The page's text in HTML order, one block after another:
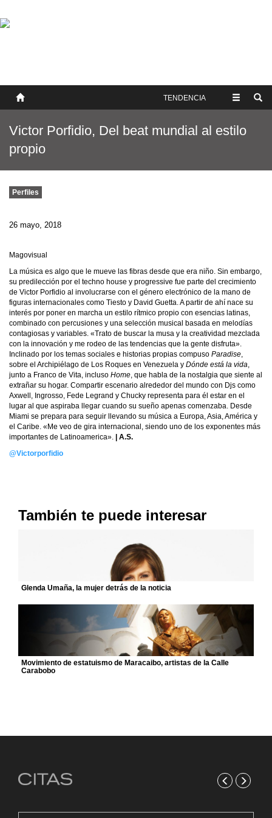
SOBRE NOSOTROS
TENDENCIA
Victor Porfidio, Del beat mundial al estilo
propio
Perfiles
26 mayo, 2018
Magovisual
La música es algo que le mueve las fibras desde que era niño. Sin embargo,
su predilección por el techno house y progressive fue parte del crecimiento
de Victor Porfidio al involucrarse con el género electrónico de la mano de
figuras internacionales como Tiesto y David Guetta. A partir de ahí nace su
interés por poner en marcha un estilo rítmico propio con esencias latinas,
combinado con percusiones y una selección musical basada en melodías
contagiosas y variables. «Trato de buscar la musa y la creatividad mezclada
con la innovación y me rodeo de las tendencias que la gente disfruta».
Inclinado por los temas sociales e historias propias compuso Paradise,
sobre el Archipiélago de Los Roques en Venezuela y Dónde está la vida,
junto a Franco de Vita, incluso Home, que habla de la nostalgia que siente al
extrañar su hogar. Compartir escenario alrededor del mundo con Djs como
Axwell, Ingrosso, Fede Legrand y Chucky representa para él estar en el
lugar al que aspiraba llegar cuando su sueño apenas comenzaba. Desde
Miami se prepara para seguir llevando su música a Europa, Asia, América y
el Caribe. «Me veo de gira internacional, siendo uno de los exponentes más
importantes de Latinoamerica».
| A.S.
@Victorporfidio
También te puede interesar
Glenda Umaña, la mujer detrás de la noticia
Movimiento de estatuismo de Maracaibo, artistas de la Calle
Carabobo